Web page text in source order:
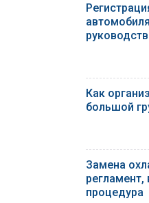
Как
большой
Замена
процедура